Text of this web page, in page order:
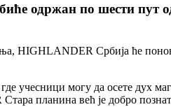
одржан по шести пут
HIGHLANDER Србија ће
учесници могу да осете дух
планина већ је добро